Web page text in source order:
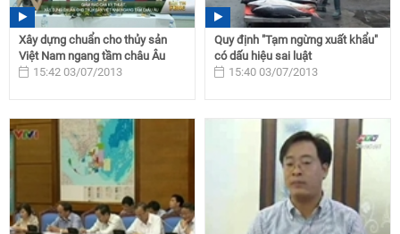
Xây dựng chuẩn cho thủy sản
Việt Nam ngang tầm châu Âu
15:42 03/07/2013
Quy định "Tạm ngừng xuất khẩu"
có dấu hiệu sai luật
15:40 03/07/2013